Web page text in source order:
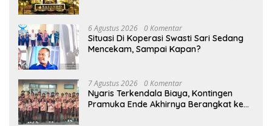
6 Agustus 2026 0 Komentar
Situasi Di Koperasi Swasti Sari Sedang
Mencekam, Sampai Kapan?
7 Agustus 2026 0 Komentar
Nyaris Terkendala Biaya, Kontingen
Pramuka Ende Akhirnya Berangkat ke